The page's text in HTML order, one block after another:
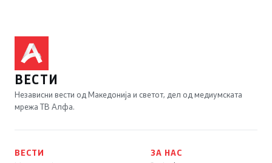
ВЕСТИ
Независни вести од Македонија и светот, дел од медиумската
мрежа ТВ Алфа.
ВЕСТИ
ЗА НАС